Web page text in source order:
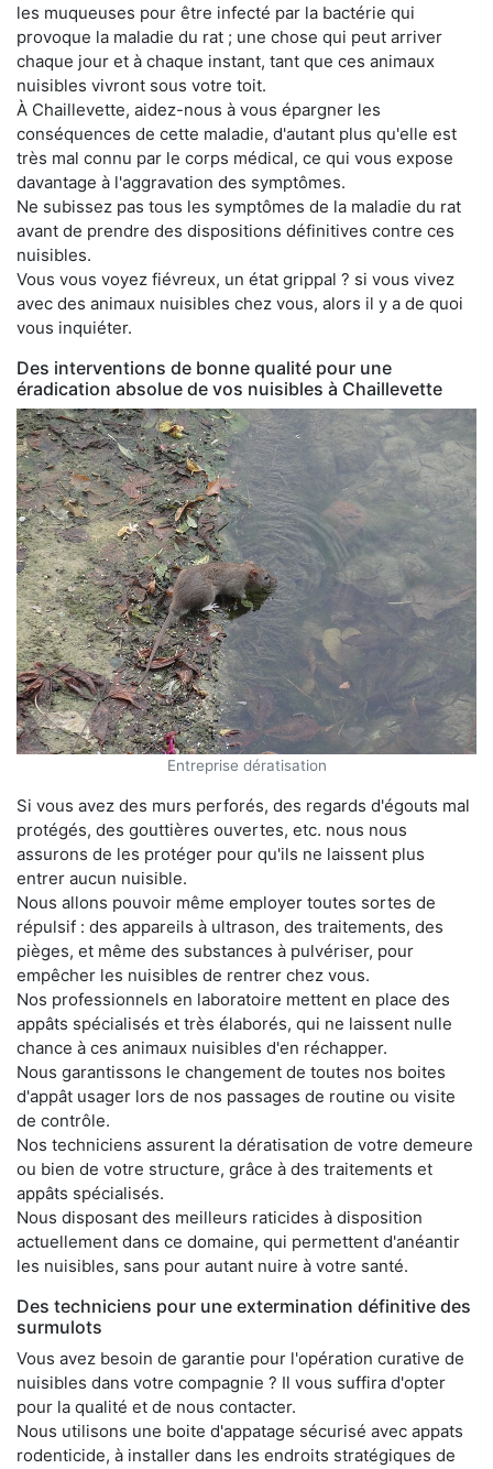
les muqueuses pour être infecté par la bactérie qui
provoque la maladie du rat ; une chose qui peut arriver
chaque jour et à chaque instant, tant que ces animaux
nuisibles vivront sous votre toit.
À Chaillevette, aidez-nous à vous épargner les
conséquences de cette maladie, d'autant plus qu'elle est
très mal connu par le corps médical, ce qui vous expose
davantage à l'aggravation des symptômes.
Ne subissez pas tous les symptômes de la maladie du rat
avant de prendre des dispositions définitives contre ces
nuisibles.
Vous vous voyez fiévreux, un état grippal ? si vous vivez
avec des animaux nuisibles chez vous, alors il y a de quoi
vous inquiéter.
Des interventions de bonne qualité pour une
éradication absolue de vos nuisibles à Chaillevette
Entreprise dératisation
Si vous avez des murs perforés, des regards d'égouts mal
protégés, des gouttières ouvertes, etc. nous nous
assurons de les protéger pour qu'ils ne laissent plus
entrer aucun nuisible.
Nous allons pouvoir même employer toutes sortes de
répulsif : des appareils à ultrason, des traitements, des
pièges, et même des substances à pulvériser, pour
empêcher les nuisibles de rentrer chez vous.
Nos professionnels en laboratoire mettent en place des
appâts spécialisés et très élaborés, qui ne laissent nulle
chance à ces animaux nuisibles d'en réchapper.
Nous garantissons le changement de toutes nos boites
d'appât usager lors de nos passages de routine ou visite
de contrôle.
Nos techniciens assurent la dératisation de votre demeure
ou bien de votre structure, grâce à des traitements et
appâts spécialisés.
Nous disposant des meilleurs raticides à disposition
actuellement dans ce domaine, qui permettent d'anéantir
les nuisibles, sans pour autant nuire à votre santé.
Des techniciens pour une extermination définitive des
surmulots
Vous avez besoin de garantie pour l'opération curative de
nuisibles dans votre compagnie ? Il vous suffira d'opter
pour la qualité et de nous contacter.
Nous utilisons une boite d'appatage sécurisé avec appats
rodenticide, à installer dans les endroits stratégiques de